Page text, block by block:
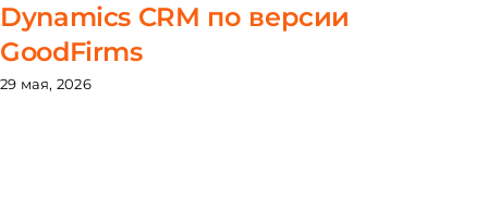
Dynamics CRM по версии
GoodFirms
29 мая, 2026